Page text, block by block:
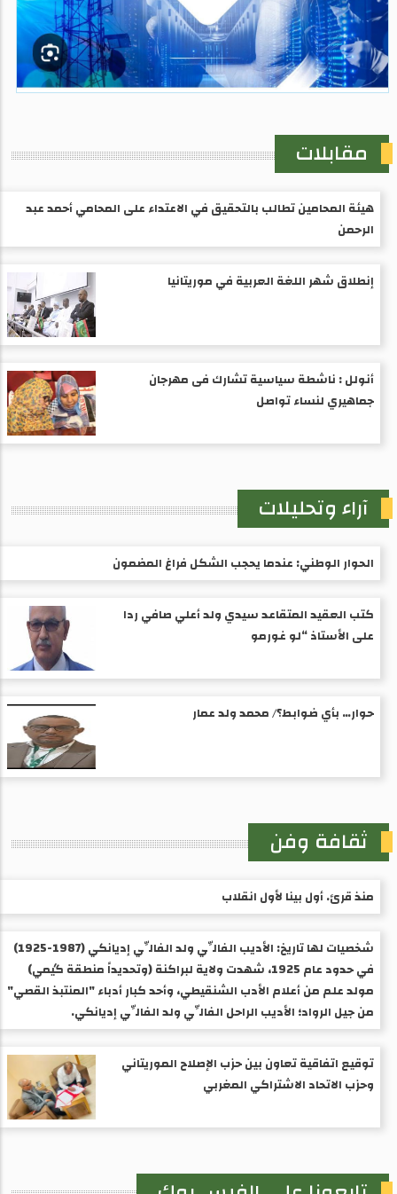
مقابلات
هيئة المحامين تطالب بالتحقيق في الاعتداء على المحامي أحمد عبد
الرحمن
إنطلاق شهر اللغة العربية في موريتانيا
أنولل : ناشطة سياسية تشارك فى مهرجان
جماهيري لنساء تواصل
آراء وتحليلات
الحوار الوطني: عندما يحجب الشكل فراغ المضمون
كتب العقيد المتقاعد سيدي ولد أعلي صافي ردا
على الأستاذ “لو غورمو
حوار… بأي ضوابط؟/ محمد ولد عمار
ثقافة وفن
منذ قرئ. أول بينا لأول انقلاب
شخصيات لها تاريخ: الأديب الفالِّي ولد الفالِّي إديانكي (1987-1925) ​
في حدود عام 1925، شهدت ولاية لبراكنة (وتحديداً منطقة گيمي)
مولد علم من أعلام الأدب الشنقيطي، وأحد كبار أدباء "المنتبذ القصي"
من جيل الرواد؛ الأديب الراحل الفالِّي ولد الفالِّي إديانكي.
توقيع اتفاقية تعاون بين حزب الإصلاح الموريتاني
وحزب الاتحاد الاشتراكي المغربي